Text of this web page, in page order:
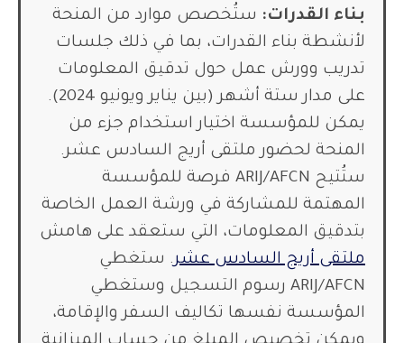
بناء القدرات: ستُخصص موارد من المنحة
لأنشطة بناء القدرات، بما في ذلك جلسات
تدريب وورش عمل حول تدقيق المعلومات
على مدار ستة أشهر (بين يناير ويونيو 2024).
يمكن للمؤسسة اختيار استخدام جزء من
المنحة لحضور ملتقى أريج السادس عشر.
ستُتيح ARIJ/AFCN فرصة للمؤسسة
المهتمة للمشاركة في ورشة العمل الخاصة
بتدقيق المعلومات، التي ستعقد على هامش
ملتقى أريج السادس عشر . ستغطي
ARIJ/AFCN رسوم التسجيل وستغطي
المؤسسة نفسها تكاليف السفر والإقامة،